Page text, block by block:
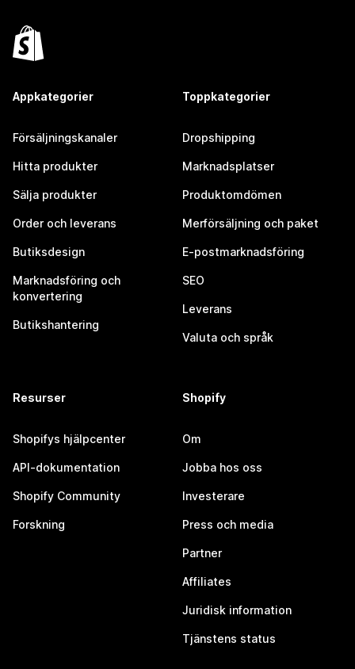
Appkategorier
Försäljningskanaler
Hitta produkter
Sälja produkter
Order och leverans
Butiksdesign
Marknadsföring och
konvertering
Butikshantering
Toppkategorier
Dropshipping
Marknadsplatser
Produktomdömen
Merförsäljning och paket
E-postmarknadsföring
SEO
Leverans
Valuta och språk
Resurser
Shopifys hjälpcenter
API-dokumentation
Shopify Community
Forskning
Shopify
Om
Jobba hos oss
Investerare
Press och media
Partner
Affiliates
Juridisk information
Tjänstens status